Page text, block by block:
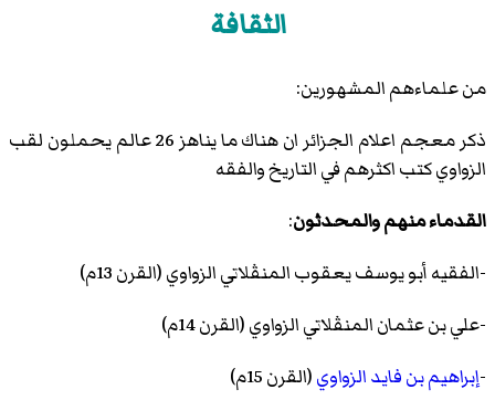
الثقافة
من علماءهم المشهورين:
ذكر معجم اعلام الجزائر ان هناك ما يناهز 26 عالم يحملون لقب
الزواوي كتب اكثرهم في التاريخ والفقه
القدماء منهم والمحدثون:
-الفقيه أبو يوسف يعقوب المنڤلاتي الزواوي (القرن 13م)
-علي بن عثمان المنڤلاتي الزواوي (القرن 14م)
-إبراهيم بن فايد الزواوي(القرن 15م)